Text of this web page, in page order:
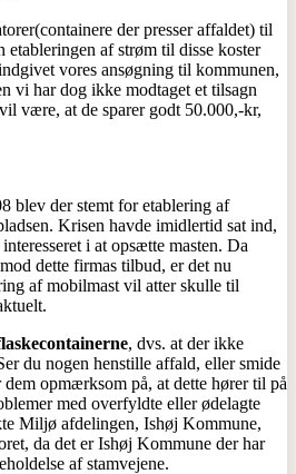
der presser affaldet) til
etableringen af strøm til disse koster
vores ansøgning til kommunen,
vi har dog ikke modtaget et tilsagn
være, at de sparer godt 50.000,-kr,
blev der stemt for etablering af
Krisen havde imidlertid sat ind,
i at opsætte masten. Da
dette firmas tilbud, er det nu
af mobilmast vil atter skulle til
, dvs. at der ikke
du nogen henstille affald, eller smide
opmærksom på, at dette hører til på
med overfyldte eller ødelagte
Miljø afdelingen, Ishøj Kommune,
da det er Ishøj Kommune der har
af stamvejene.